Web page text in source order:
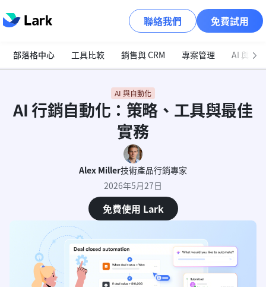
聯絡我們 免費試用
部落格中心 工具比較 銷售與 CRM 專案管理 AI 與自
AI 與自動化
AI 行銷自動化：策略、工具與最佳
實務
Alex Miller技術產品行銷專家
2026年5月27日
免費使用 Lark